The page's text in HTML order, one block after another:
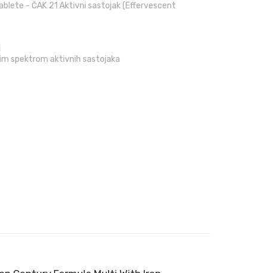
- ČAK 21 Aktivni sastojak (Effervescent
spektrom aktivnih sastojaka